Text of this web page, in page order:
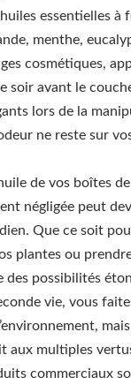
essentielles à
menthe,
cosmétiques,
soir avant le
lors de la
ne reste sur
de vos boîtes
négligée peut
Que ce soit
plantes ou
des possibilités
vie, vous
aux multiples
commerciaux